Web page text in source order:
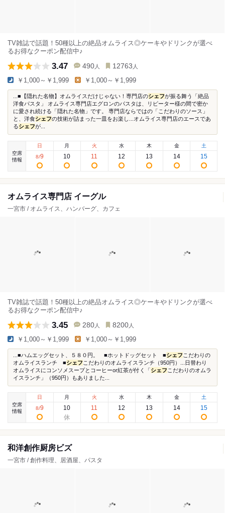
TV雑誌で話題！50種以上の絶品オムライス◎ケーキやドリンクが選べ
るお得なクーポン配信中♪
3.47 490 人 12763 人
￥1,000～￥1,999 ￥1,000～￥1,999
...■【隠れた名物】オムライスだけじゃない！専門店のシェフが振る舞う「絶品
洋食パスタ」 オムライス専門店エグロンのパスタは、リピーター様の間で密か
に愛され続ける「隠れた名物」です。 専門店ならではの「こだわりのソース」
と、洋食シェフの技術が詰まった一皿をお楽し...オムライス専門店のエースであ
るシェフが...
空席
情報
日
8/9
月
10
火
11
水
12
木
13
金
14
土
15
オムライス専門店 イーグル
一宮市 / オムライス、ハンバーグ、カフェ
TV雑誌で話題！50種以上の絶品オムライス◎ケーキやドリンクが選べ
るお得なクーポン配信中♪
3.45 280 人 8200 人
￥1,000～￥1,999 ￥1,000～￥1,999
...■ハムエッグセット、５８０円。 ■ホットドッグセット ■シェフ こだわりの
オムライスランチ ■シェフ こだわりのオムライスランチ（950円）...日替わり
オムライスにコンソメスープとコーヒーor紅茶が付く「 シェフ こだわりのオムラ
イスランチ」（950円）もありました...
空席
情報
日
8/9
月
10
火
11
水
12
木
13
金
14
土
15
和洋創作厨房ビズ
一宮市 / 創作料理、居酒屋、パスタ